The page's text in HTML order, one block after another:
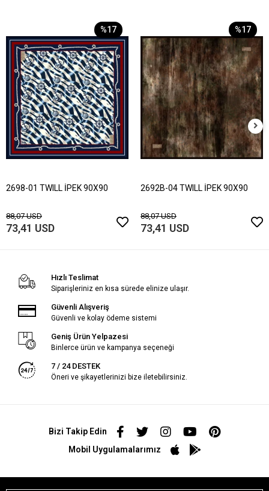
%17
2698-01 TWILL İPEK 90X90
88,07 USD
73,41 USD
%17
2692B-04 TWILL İPEK 90X90
88,07 USD
73,41 USD
Hızlı Teslimat
Siparişleriniz en kısa sürede elinize ulaşır.
Güvenli Alışveriş
Güvenli ve kolay ödeme sistemi
Geniş Ürün Yelpazesi
Binlerce ürün ve kampanya seçeneği
7 / 24 DESTEK
Öneri ve şikayetlerinizi bize iletebilirsiniz.
Bizi Takip Edin
Mobil Uygulamalarımız